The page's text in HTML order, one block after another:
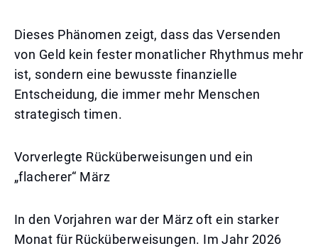
Dieses Phänomen zeigt, dass das Versenden
von Geld kein fester monatlicher Rhythmus mehr
ist, sondern eine bewusste finanzielle
Entscheidung, die immer mehr Menschen
strategisch timen.
Vorverlegte Rücküberweisungen und ein
„flacherer“ März
In den Vorjahren war der März oft ein starker
Monat für Rücküberweisungen. Im Jahr 2026